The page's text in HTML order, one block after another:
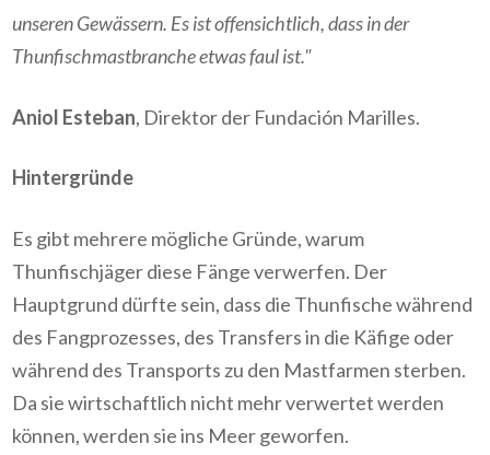
unseren Gewässern. Es ist offensichtlich, dass in der
Thunfischmastbranche etwas faul ist."
Aniol Esteban, Direktor der Fundación Marilles.
Hintergründe
Es gibt mehrere mögliche Gründe, warum
Thunfischjäger diese Fänge verwerfen. Der
Hauptgrund dürfte sein, dass die Thunfische während
des Fangprozesses, des Transfers in die Käfige oder
während des Transports zu den Mastfarmen sterben.
Da sie wirtschaftlich nicht mehr verwertet werden
können, werden sie ins Meer geworfen.